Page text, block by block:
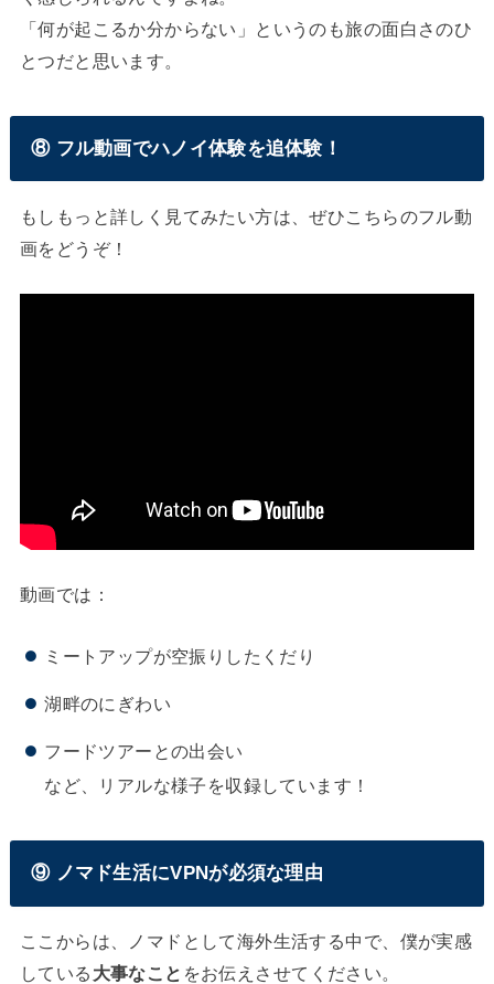
「何が起こるか分からない」というのも旅の面白さのひ
とつだと思います。
⑧ フル動画でハノイ体験を追体験！
もしもっと詳しく見てみたい方は、ぜひこちらのフル動
画をどうぞ！
動画では：
ミートアップが空振りしたくだり
湖畔のにぎわい
フードツアーとの出会い
など、リアルな様子を収録しています！
⑨ ノマド生活にVPNが必須な理由
ここからは、ノマドとして海外生活する中で、僕が実感
している 大事なこと をお伝えさせてください。